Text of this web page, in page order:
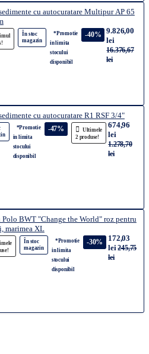
cu autocuratare Multipur AP 65
În stoc
magazin
*Promotie
in limita
stocului
disponibil
-40%
9.826,00
lei
16.376,67
lei
cu autocuratare R1 RSF 3/4"
Ultimele
2 produse!
*Promotie
in limita
stocului
disponibil
-47%
674,96
lei
1.278,70
lei
BWT "Change the World" roz pentru
marimea XL
În stoc
magazin
*Promotie
in limita
stocului
disponibil
-30%
172,03
lei 245,75
lei